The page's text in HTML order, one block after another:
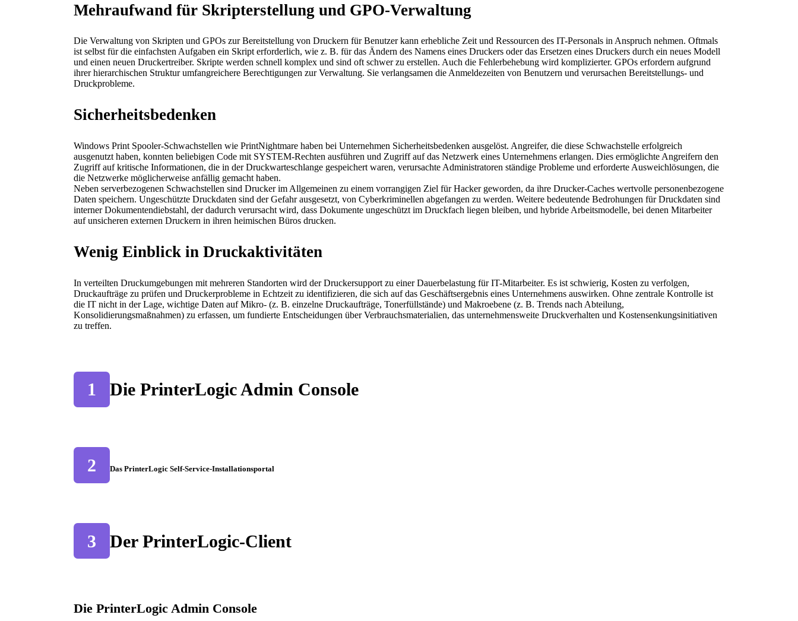
Mehraufwand für Skripterstellung und GPO-Verwaltung
Die Verwaltung von Skripten und GPOs zur Bereitstellung von Druckern für Benutzer kann erhebliche Zeit und Ressourcen des IT-Personals in Anspruch nehmen. Oftmals
ist selbst für die einfachsten Aufgaben ein Skript erforderlich, wie z. B. für das Ändern des Namens eines Druckers oder das Ersetzen eines Druckers durch ein neues Modell
und einen neuen Druckertreiber. Skripte werden schnell komplex und sind oft schwer zu erstellen. Auch die Fehlerbehebung wird komplizierter. GPOs erfordern aufgrund
ihrer hierarchischen Struktur umfangreichere Berechtigungen zur Verwaltung. Sie verlangsamen die Anmeldezeiten von Benutzern und verursachen Bereitstellungs- und
Druckprobleme.
Sicherheitsbedenken
Windows Print Spooler-Schwachstellen wie PrintNightmare haben bei Unternehmen Sicherheitsbedenken ausgelöst. Angreifer, die diese Schwachstelle erfolgreich
ausgenutzt haben, konnten beliebigen Code mit SYSTEM-Rechten ausführen und Zugriff auf das Netzwerk eines Unternehmens erlangen. Dies ermöglichte Angreifern den
Zugriff auf kritische Informationen, die in der Druckwarteschlange gespeichert waren, verursachte Administratoren ständige Probleme und erforderte Ausweichlösungen, die
die Netzwerke möglicherweise anfällig gemacht haben.
Neben serverbezogenen Schwachstellen sind Drucker im Allgemeinen zu einem vorrangigen Ziel für Hacker geworden, da ihre Drucker-Caches wertvolle personenbezogene
Daten speichern. Ungeschützte Druckdaten sind der Gefahr ausgesetzt, von Cyberkriminellen abgefangen zu werden. Weitere bedeutende Bedrohungen für Druckdaten sind
interner Dokumentendiebstahl, der dadurch verursacht wird, dass Dokumente ungeschützt im Druckfach liegen bleiben, und hybride Arbeitsmodelle, bei denen Mitarbeiter
auf unsicheren externen Druckern in ihren heimischen Büros drucken.
Wenig Einblick in Druckaktivitäten
In verteilten Druckumgebungen mit mehreren Standorten wird der Druckersupport zu einer Dauerbelastung für IT-Mitarbeiter. Es ist schwierig, Kosten zu verfolgen,
Druckaufträge zu prüfen und Druckerprobleme in Echtzeit zu identifizieren, die sich auf das Geschäftsergebnis eines Unternehmens auswirken. Ohne zentrale Kontrolle ist
die IT nicht in der Lage, wichtige Daten auf Mikro- (z. B. einzelne Druckaufträge, Tonerfüllstände) und Makroebene (z. B. Trends nach Abteilung,
Konsolidierungsmaßnahmen) zu erfassen, um fundierte Entscheidungen über Verbrauchsmaterialien, das unternehmensweite Druckverhalten und Kostensenkungsinitiativen
zu treffen.
1 Die PrinterLogic Admin Console
2 Das PrinterLogic Self-Service-Installationsportal
3 Der PrinterLogic-Client
Die PrinterLogic Admin Console